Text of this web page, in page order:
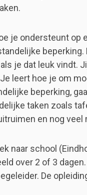
je ondersteunt op
je dat leuk vindt.
leert hoe je om
beperking,
taken zoals
en nog veel
naar school
over 2 of 3
De